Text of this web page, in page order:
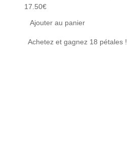
17.50€
Ajouter au panier
Achetez et gagnez 18 pétales !